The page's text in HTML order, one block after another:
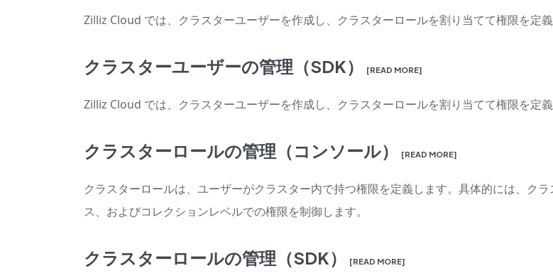
Zilliz Cloud では、クラスターユーザーを作成し、クラスターロールを割り当てて権限を定
クラスターユーザーの管理（SDK） [READ MORE]
Zilliz Cloud では、クラスターユーザーを作成し、クラスターロールを割り当てて権限を定
クラスターロールの管理（コンソール） [READ MORE]
クラスターロールは、ユーザーがクラスター内で持つ権限を定義します。具体的には、ク
ス、およびコレクションレベルでの権限を制御します。
クラスターロールの管理（SDK） [READ MORE]